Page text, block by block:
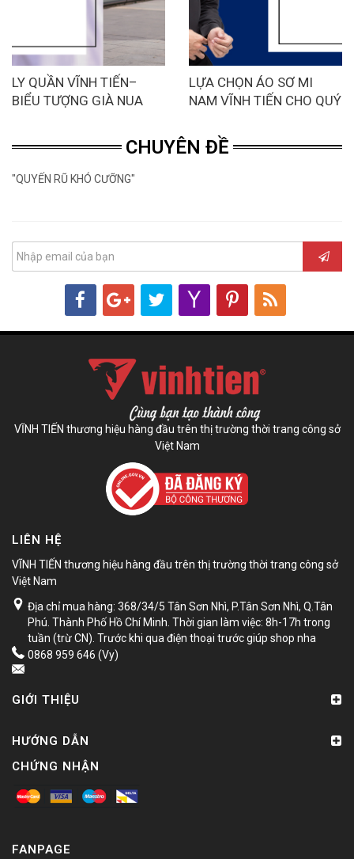
LY QUẦN VĨNH TIẾN–
BIỂU TƯỢNG GIÀ NUA
LỰA CHỌN ÁO SƠ MI
NAM VĨNH TIẾN CHO QUÝ
CHUYÊN ĐỀ
"QUYẾN RŨ KHÓ CƯỠNG"
VĨNH TIẾN thương hiệu hàng đầu trên thị trường thời trang công sở
Việt Nam
LIÊN HỆ
VĨNH TIẾN thương hiệu hàng đầu trên thị trường thời trang công sở
Việt Nam
Địa chỉ mua hàng: 368/34/5 Tân Sơn Nhì, P.Tân Sơn Nhì, Q.Tân
Phú. Thành Phố Hồ Chí Minh. Thời gian làm việc: 8h-17h trong
tuần (trừ CN). Trước khi qua điện thoại trước giúp shop nha
0868 959 646 (Vy)
GIỚI THIỆU
HƯỚNG DẪN
CHỨNG NHẬN
FANPAGE